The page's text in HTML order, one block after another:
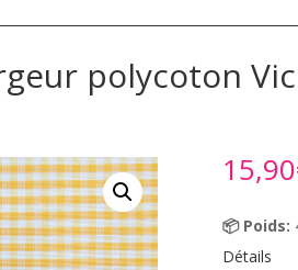
polycoton
15,90
📦 Poids:
Détails